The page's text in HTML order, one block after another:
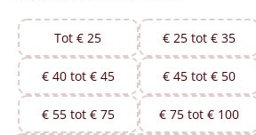
€35 tot €40
€40 tot €45
€45 tot €50
Tot € 25 € 25 tot € 35
€ 40 tot € 45 € 45 tot € 50
€ 55 tot € 75 € 75 tot € 100